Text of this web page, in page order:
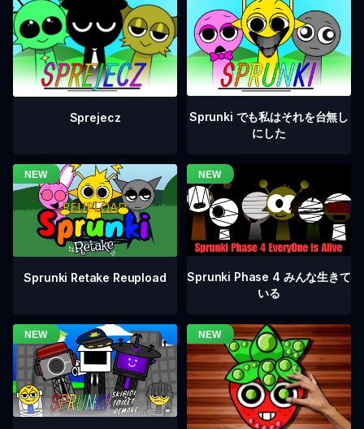
Sprejecz
Sprunki でも私はそれを台無し
にした
Sprunki Retake Reupload
Sprunki Phase 4 みんな生きて
いる